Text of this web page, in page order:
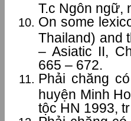
T.c Ngôn ngữ,
On some
Thailand) and
– Asiatic II,
665 – 672.
Phải chăng
huyện Minh
tộc HN 1993, tr